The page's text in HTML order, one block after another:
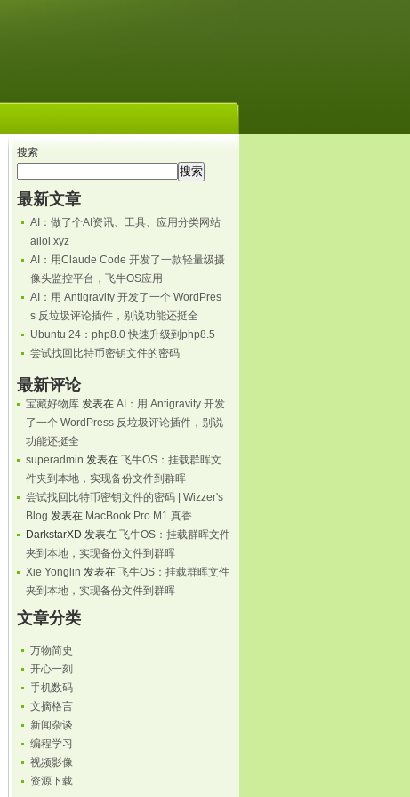
搜索
搜索
最新文章
AI：做了个AI资讯、工具、应用分类网站
ailol.xyz
AI：用Claude Code 开发了一款轻量级摄
像头监控平台，飞牛OS应用
AI：用 Antigravity 开发了一个 WordPres
s 反垃圾评论插件，别说功能还挺全
Ubuntu 24：php8.0 快速升级到php8.5
尝试找回比特币密钥文件的密码
最新评论
宝藏好物库 发表在 AI：用 Antigravity 开发
了一个 WordPress 反垃圾评论插件，别说
功能还挺全
superadmin 发表在 飞牛OS：挂载群晖文
件夹到本地，实现备份文件到群晖
尝试找回比特币密钥文件的密码 | Wizzer's
Blog 发表在 MacBook Pro M1 真香
DarkstarXD 发表在 飞牛OS：挂载群晖文件
夹到本地，实现备份文件到群晖
Xie Yonglin 发表在 飞牛OS：挂载群晖文件
夹到本地，实现备份文件到群晖
文章分类
万物简史
开心一刻
手机数码
文摘格言
新闻杂谈
编程学习
视频影像
资源下载